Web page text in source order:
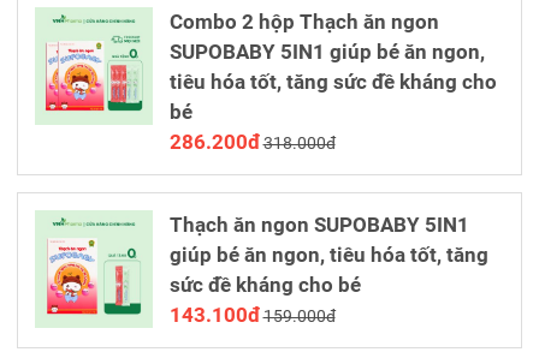
Combo 2 hộp Thạch ăn ngon
SUPOBABY 5IN1 giúp bé ăn ngon,
tiêu hóa tốt, tăng sức đề kháng cho
bé
286.200đ318.000đ
Thạch ăn ngon SUPOBABY 5IN1
giúp bé ăn ngon, tiêu hóa tốt, tăng
sức đề kháng cho bé
143.100đ159.000đ